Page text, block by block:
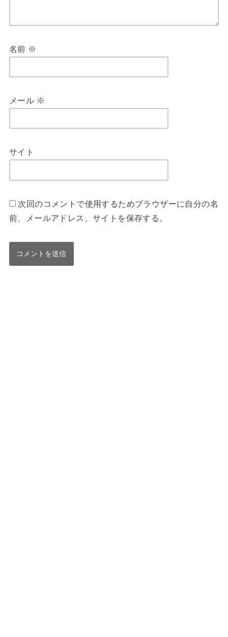
名前 ※
メール ※
サイト
次回のコメントで使用するためブラウザーに自分の名
前、メールアドレス、サイトを保存する。